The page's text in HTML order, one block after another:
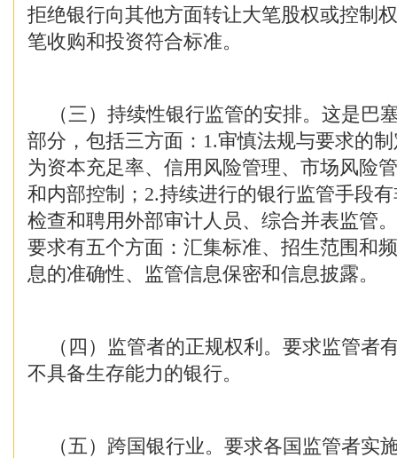
拒绝银行向其他方面转让大笔股权或控制
笔收购和投资符合标准。
（三）持续性银行监管的安排。这是巴
部分，包括三方面：1.审慎法规与要求的
为资本充足率、信用风险管理、市场风险
和内部控制；2.持续进行的银行监管手段
检查和聘用外部审计人员、综合并表监管
要求有五个方面：汇集标准、招生范围和
息的准确性、监管信息保密和信息披露。
（四）监管者的正规权利。要求监管者
不具备生存能力的银行。
（五）跨国银行业。要求各国监管者实